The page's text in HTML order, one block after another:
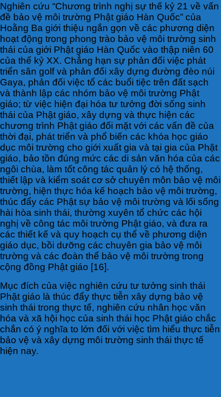
Nghiên cứu “Chương trình nghị sự thế kỷ 21 về vấn
đề bảo vệ môi trường Phật giáo Hàn Quốc” của
Hoằng Ba giới thiệu ngắn gọn về các phương diện
hoạt động trong phong trào bảo vệ môi trường sinh
thái của giới Phật giáo Hàn Quốc vào thập niên 60
của thế kỷ XX. Chẳng hạn sự phản đối việc phát
triển sân golf và phản đối xây dựng đường đèo núi
Gaya, phản đối việc tổ các buổi tiệc trên đất sạch
và thành lập các nhóm bảo vệ môi trường Phật
giáo; từ việc hiện đại hóa tư tưởng đời sống sinh
thái của Phật giáo, xây dựng và thực hiện các
chương trình Phật giáo đối mặt với các vấn đề của
thời đại, phát triển và phổ biến các khóa học giáo
dục môi trường cho giới xuất gia và tại gia của Phật
giáo, bảo tồn đúng mức các di sản văn hóa của các
ngôi chùa, làm tốt công tác quản lý có hệ thống,
thiết lập và kiểm soát cơ sở chuyên môn bảo vệ môi
trường, hiện thực hóa kế hoạch bảo vệ môi trường,
thúc đẩy các Phật sự bảo vệ môi trường và lối sống
hài hòa sinh thái, thường xuyên tổ chức các hội
nghị về công tác môi trường Phật giáo, và đưa ra
các thiết kế và quy hoạch cụ thể về phương diện
giáo dục, bồi dưỡng các chuyên gia bảo vệ môi
trường và các đoàn thể bảo vệ môi trường trong
cộng đồng Phật giáo [16].
Mục đích của việc nghiên cứu tư tưởng sinh thái
Phật giáo là thúc đẩy thực tiễn xây dựng bảo vệ
sinh thái trong thực tế, nghiên cứu nhân học văn
hóa và xã hội học của sinh thái học Phật giáo chắc
chắn có ý nghĩa to lớn đối với việc tìm hiểu thực tiễn
bảo vệ và xây dựng môi trường sinh thái thực tế
hiện nay.